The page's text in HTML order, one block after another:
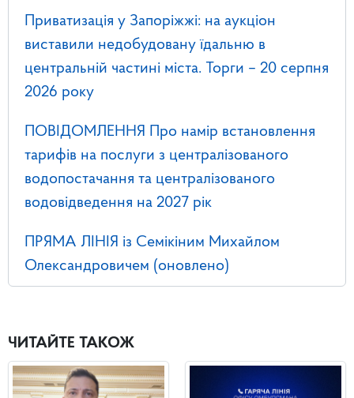
Приватизація у Запоріжжі: на аукціон
виставили недобудовану їдальню в
центральній частині міста. Торги – 20 серпня
2026 року
ПОВІДОМЛЕННЯ Про намір встановлення
тарифів на послуги з централізованого
водопостачання та централізованого
водовідведення на 2027 рік
ПРЯМА ЛІНІЯ із Семікіним Михайлом
Олександровичем (оновлено)
ЧИТАЙТЕ ТАКОЖ